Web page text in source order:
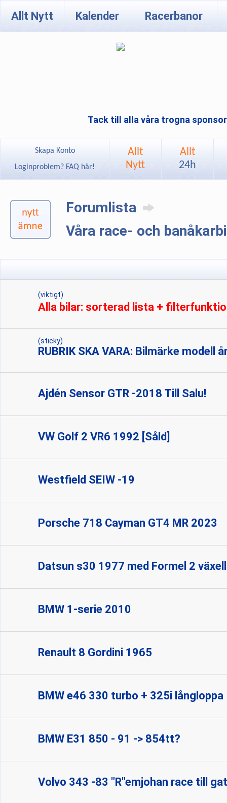
Allt Nytt Kalender Racerbanor
Tack till alla våra trogna
Skapa Konto
Loginproblem? FAQ här!
Allt
Nytt
Allt
24h
Forumlista
Våra race- och
(viktigt)
Alla bilar: sorterad lista +
(sticky)
RUBRIK SKA VARA: Bilmärke modell
Ajdén Sensor GTR -2018 Till Salu!
VW Golf 2 VR6 1992 [Såld]
Westfield SEIW -19
Porsche 718 Cayman GT4 MR 2023
Datsun s30 1977 med Formel 2
BMW 1-serie 2010
Renault 8 Gordini 1965
BMW e46 330 turbo + 325i långloppa
BMW E31 850 - 91 -> 854tt?
Volvo 343 -83 "R"emjohan race till